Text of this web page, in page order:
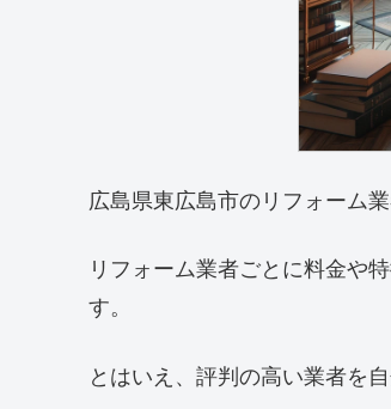
広島県東広島市のリフォーム
リフォーム業者ごとに料金や
す。
とはいえ、評判の高い業者を